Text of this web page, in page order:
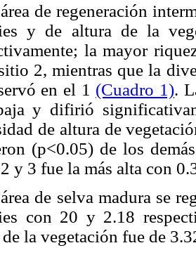
de regeneración
y de altura de la
la mayor
2, mientras que la
en el 1 (Cuadro 1).
y difirió
de altura de
(p<0.05) de los
y 3 fue la más alta con
de selva madura se
con 20 y 2.18
la vegetación fue de